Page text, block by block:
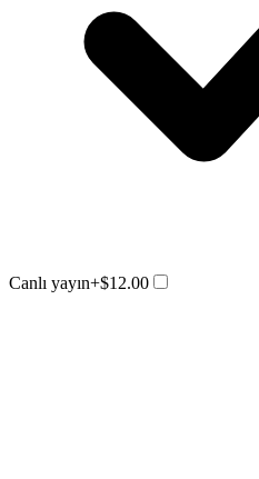
Canlı yayın+$12.00